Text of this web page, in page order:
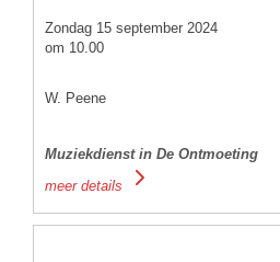
Zondag 15 september 2024
om 10.00
W. Peene
Muziekdienst in De Ontmoeting
meer details